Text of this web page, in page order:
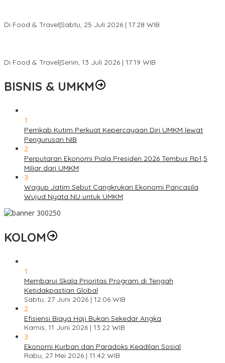
Di Food & Travel|Sabtu, 25 Juli 2026 | 17:28 WIB
Di Food & Travel|Senin, 13 Juli 2026 | 17:19 WIB
BISNIS & UMKM
1
Pemkab Kutim Perkuat Kepercayaan Diri UMKM lewat
Pengurusan NIB
2
Perputaran Ekonomi Piala Presiden 2026 Tembus Rp1,5
Miliar dari UMKM
3
Wagup Jatim Sebut Cangkrukan Ekonomi Pancasila
Wujud Nyata NU untuk UMKM
KOLOM
1
Membarui Skala Prioritas Program di Tengah
Ketidakpastian Global
Sabtu, 27 Juni 2026 | 12:06 WIB
2
Efisiensi Biaya Haji Bukan Sekedar Angka
Kamis, 11 Juni 2026 | 13:22 WIB
3
Ekonomi Kurban dan Paradoks Keadilan Sosial
Rabu, 27 Mei 2026 | 11:42 WIB